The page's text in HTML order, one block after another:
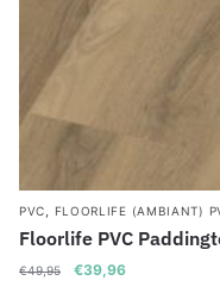
PVC FLOORLIFE (AMBIANT)
Floorlife PVC
€49,95
Oorspronkelijke
€39,96Huidige